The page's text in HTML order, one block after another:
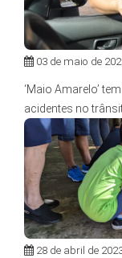
03 de maio de
‘Maio Amarelo’
acidentes no
28 de abril de